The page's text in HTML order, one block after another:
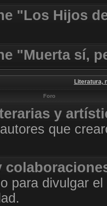
"Los Hijos
"Muerta sí,
Literatura,
Foro
y
que
para divulgar